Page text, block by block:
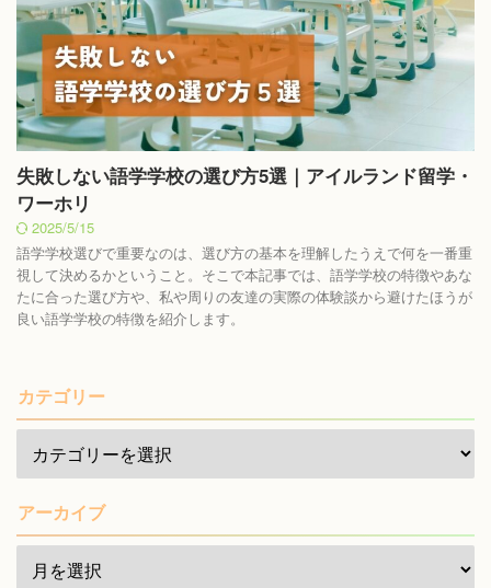
失敗しない語学学校の選び方5選｜アイルランド留学・
ワーホリ
2025/5/15
語学学校選びで重要なのは、選び方の基本を理解したうえで何を一番重
視して決めるかということ。そこで本記事では、語学学校の特徴やあな
たに合った選び方や、私や周りの友達の実際の体験談から避けたほうが
良い語学学校の特徴を紹介します。
カテゴリー
アーカイブ